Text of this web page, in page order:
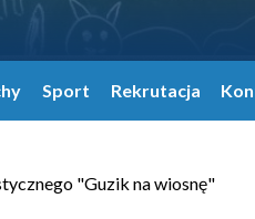
Sport Rekrutacja
"Guzik na wiosnę"